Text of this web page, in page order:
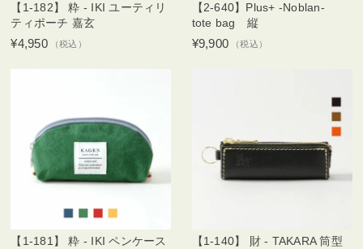
【1-182】 粋 - IKI ユーティリ
ティポーチ 嘉玄
¥4,950 （税込）
【2-640】Plus+ -Noblan-
tote bag 縦
¥9,900 （税込）
【1-181】 粋 - IKI ペンケース
【1-140】 財 - TAKARA 筒型